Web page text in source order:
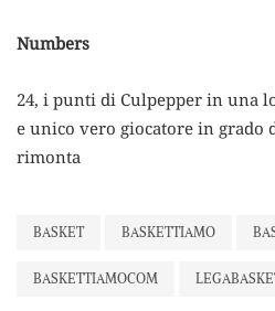
Numbers
24, i punti di Culpepper in una
e unico vero giocatore in grado
rimonta
BASKET BASKETTIAMO
BASKETTIAMOCOM